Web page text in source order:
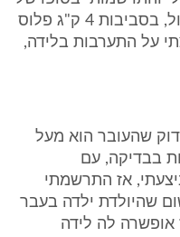
דבר שהעובר לא היה מספיק גדול, בסביבות 4 ק"ג פלוס
על התערבות בלידה,
שהעובר הוא מעל
בבדיקה, עם
אז התרשמתי
מ-4.500 ק"ג משום שהיולדת ילדה בעבר
אופשרה לה לידה